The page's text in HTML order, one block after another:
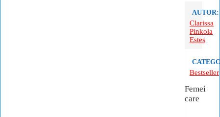
AUTOR:
Clarissa
Pinkola
Estes
Bestseller
Femei
care